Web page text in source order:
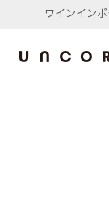
ワインイン